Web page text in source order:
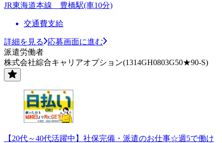
JR東海道本線 豊橋駅(車10分)
交通費支給
詳細を見る
応募画面に進む
派遣労働者
株式会社綜合キャリアオプション(1314GH0803G50★90-S)
【20代～40代活躍中】社保完備・派遣のお仕事☆週5で働け